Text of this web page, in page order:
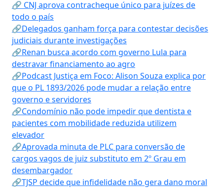
🔗 CNJ aprova contracheque único para juízes de
todo o país
🔗Delegados ganham força para contestar decisões
judiciais durante investigações
🔗Renan busca acordo com governo Lula para
destravar financiamento ao agro
🔗Podcast Justiça em Foco: Alison Souza explica por
que o PL 1893/2026 pode mudar a relação entre
governo e servidores
🔗Condomínio não pode impedir que dentista e
pacientes com mobilidade reduzida utilizem
elevador
🔗Aprovada minuta de PLC para conversão de
cargos vagos de juiz substituto em 2º Grau em
desembargador
🔗TJSP decide que infidelidade não gera dano moral